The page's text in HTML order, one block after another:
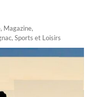
, Magazine,
, Sports et Loisirs